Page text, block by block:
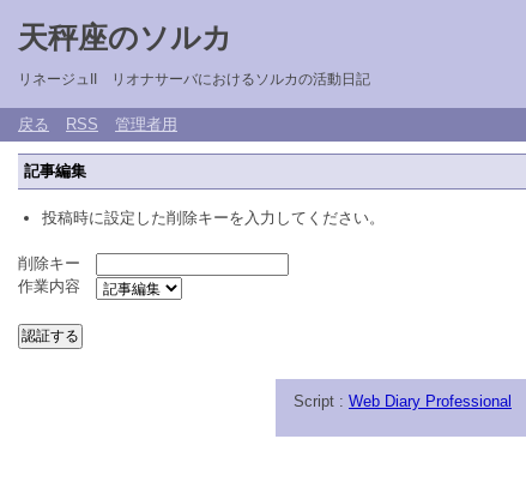
天秤座のソルカ
リネージュII リオナサーバにおけるソルカの活動日記
戻る RSS 管理者用
記事編集
投稿時に設定した削除キーを入力してください。
削除キー
作業内容
Script : Web Diary Professional